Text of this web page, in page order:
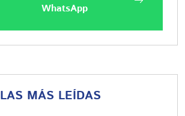
WhatsApp
LAS MÁS LEÍDAS